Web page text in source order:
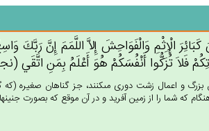
كَبَائِرَ الْإِثْم‌ِ وَالْفَوَاحِش‌َ إِلاَّ اللَّمَم‌َ إِن‌َّ رَبَّك‌َ
فَلاَ تُزَكُّوا أَنْفُسَكُم‌ْ هُوَ أَعْلَم‌ُ بِمَن‌ِ اتَّقَي‌ (نجم:
بزرگ و اعمال زشت دورى مى‏كنند، جز گناهان صغيره
كه شما را از زمين آفريد و در آن موقع كه بصورت